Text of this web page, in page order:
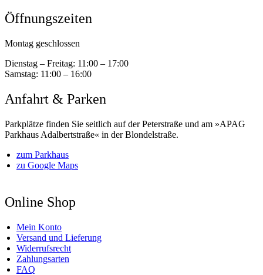
Öffnungszeiten
Montag geschlossen
Dienstag – Freitag: 11:00 – 17:00
Samstag: 11:00 – 16:00
Anfahrt & Parken
Parkplätze finden Sie seitlich auf der Peterstraße und am »APAG
Parkhaus Adalbertstraße« in der Blondelstraße.
zum Parkhaus
zu Google Maps
Online Shop
Mein Konto
Versand und Lieferung
Widerrufsrecht
Zahlungsarten
FAQ